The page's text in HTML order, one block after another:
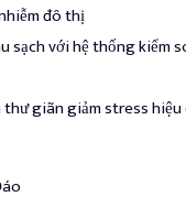
đô thị
sạch với hệ thống kiểm
giãn giảm stress hiệu